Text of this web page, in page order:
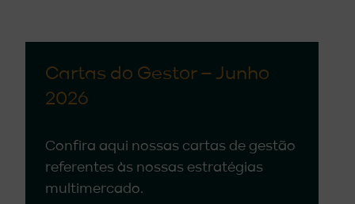
Cartas do Gestor – Junho
2026
Confira aqui nossas cartas de gestão
referentes às nossas estratégias
multimercado.